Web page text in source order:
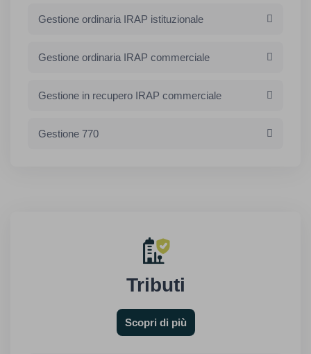
Gestione ordinaria IRAP istituzionale
Gestione ordinaria IRAP commerciale
Gestione in recupero IRAP commerciale
Gestione 770
Tributi
Scopri di più